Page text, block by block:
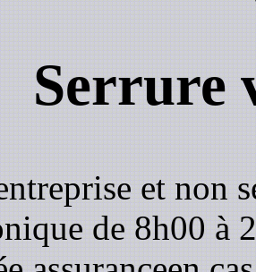
Serrure
et non
de 8h00 à